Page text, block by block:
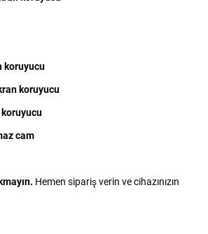
koruyucu
koruyucu
koruyucu
cam
Hemen sipariş verin ve cihazınızın